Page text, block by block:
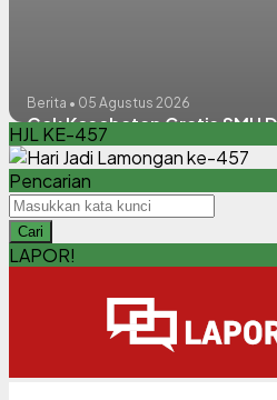
Berita • 05 Agustus 2026
Cek Kesehatan Gratis SMU
HJL KE-457
Pencarian
Cari
LAPOR!